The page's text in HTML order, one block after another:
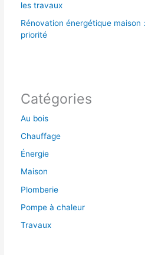
les travaux
Rénovation énergétique
priorité
Catégories
Au bois
Chauffage
Énergie
Maison
Plomberie
Pompe à chaleur
Travaux